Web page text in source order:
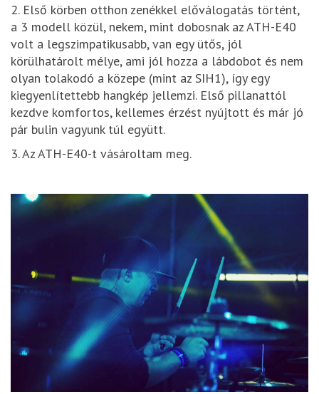
2. Első körben otthon zenékkel előválogatás történt,
a 3 modell közül, nekem, mint dobosnak az ATH-E40
volt a legszimpatikusabb, van egy ütős, jól
körülhatárolt mélye, ami jól hozza a lábdobot és nem
olyan tolakodó a közepe (mint az SIH1), így egy
kiegyenlítettebb hangkép jellemzi. Első pillanattól
kezdve komfortos, kellemes érzést nyújtott és már jó
pár bulin vagyunk túl együtt.
3. Az ATH-E40-t vásároltam meg.